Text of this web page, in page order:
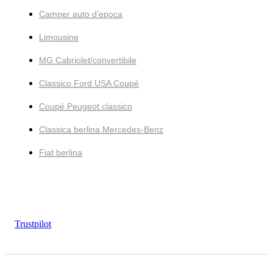
Camper auto d'epoca
Limousine
MG Cabriolet/convertibile
Classico Ford USA Coupé
Coupé Peugeot classico
Classica berlina Mercedes-Benz
Fiat berlina
Trustpilot